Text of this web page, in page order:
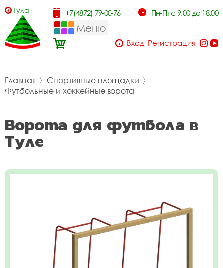
Тула +7(4872) 79-00-76 Пн-Пт с 9.00 до 18.00
Меню
Вход Регистрация
Главная 〉 Спортивные площадки 〉
Футбольные и хоккейные ворота
Ворота для футбола в
Туле